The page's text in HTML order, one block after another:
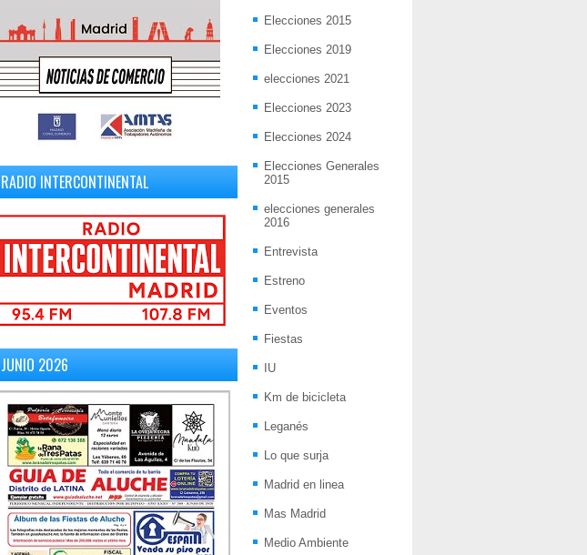
RADIO INTERCONTINENTAL
JUNIO 2026
Elecciones 2015
Elecciones 2019
elecciones 2021
Elecciones 2023
Elecciones 2024
Elecciones Generales
2015
elecciones generales
2016
Entrevista
Estreno
Eventos
Fiestas
IU
Km de bicicleta
Leganés
Lo que surja
Madrid en linea
Mas Madrid
Medio Ambiente